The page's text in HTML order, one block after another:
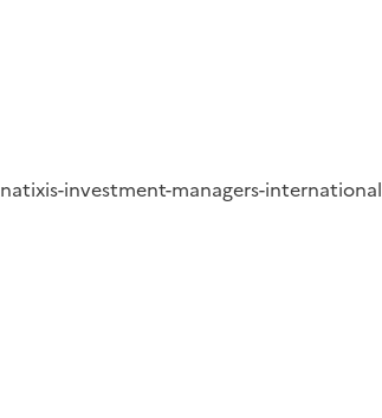
natixis-investment-managers-international